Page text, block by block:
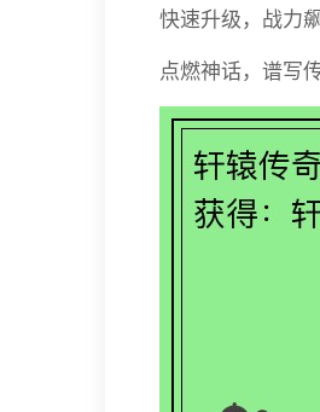
快速升级，战力飙
点燃神话，谱写